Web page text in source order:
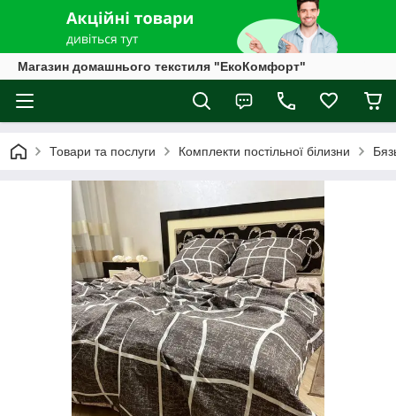
Магазин домашнього текстиля "ЕкоКомфорт"
Товари та послуги Комплекти постільної білизни